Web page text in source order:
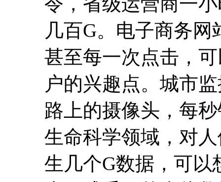
路上的摄像头，每
生命科学领域，对
生几个G数据，可以
含了成千万的个体
模，如此等等，不
信息爆炸的时代。